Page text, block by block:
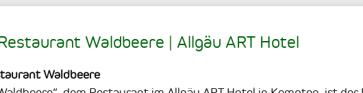
Waldbeere | Allgäu ART Hotel
Waldbeere